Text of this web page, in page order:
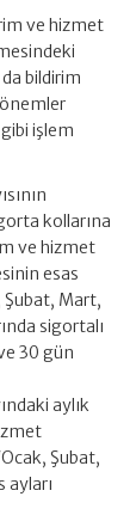
ve hizmet
bildirim
işlem
kollarına
ve hizmet
esas
Şubat, Mart,
sigortalı
30 gün
aylık
Şubat,
ayları